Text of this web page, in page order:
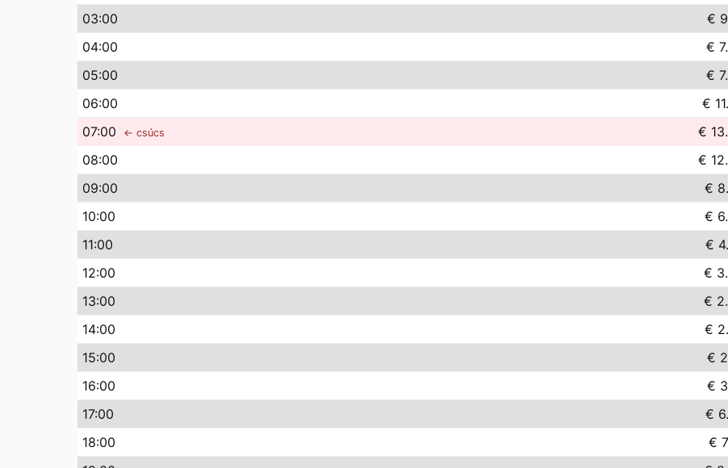
03:00 €
04:00 €
05:00 €
06:00 €
07:00 ← csúcs €
08:00 €
09:00 €
10:00 €
11:00 €
12:00 €
13:00 €
14:00 €
15:00 €
16:00 €
17:00 €
18:00 €